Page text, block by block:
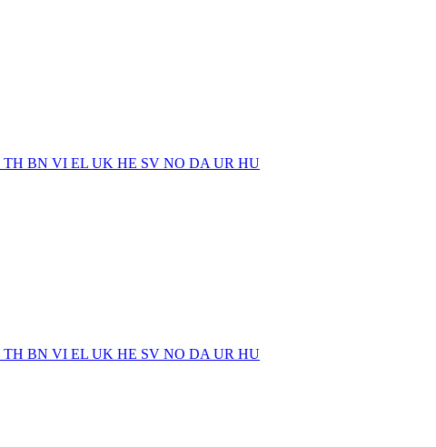
TH BN VI EL UK HE SV NO DA UR HU
TH BN VI EL UK HE SV NO DA UR HU